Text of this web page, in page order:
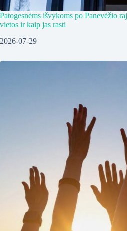
Patogesnėms išvykoms po Panevėžio
vietos ir kaip jas rasti
2026-07-29